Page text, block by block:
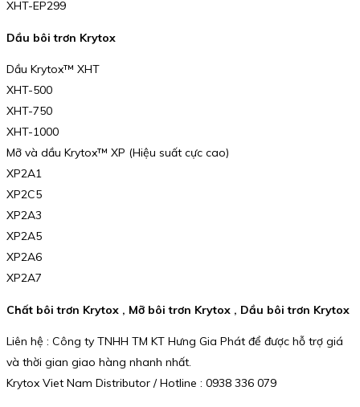
XHT-EP299
Dầu bôi trơn Krytox
Dầu Krytox™ XHT
XHT-500
XHT-750
XHT-1000
Mỡ và dầu Krytox™ XP (Hiệu suất cực cao)
XP2A1
XP2C5
XP2A3
XP2A5
XP2A6
XP2A7
Chất bôi trơn Krytox , Mỡ bôi trơn Krytox , Dầu bôi trơn Krytox
Liên hệ : Công ty TNHH TM KT Hưng Gia Phát để được hỗ trợ giá
và thời gian giao hàng nhanh nhất.
Krytox Viet Nam Distributor / Hotline : 0938 336 079